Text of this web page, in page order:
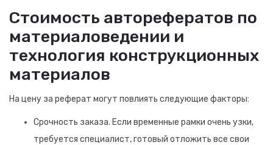
Стоимость авторефератов по
материаловедении и
технология конструкционных
материалов
На цену за реферат могут повлиять следующие факторы:
Срочность заказа. Если временные рамки очень узки,
требуется специалист, готовый отложить все свои